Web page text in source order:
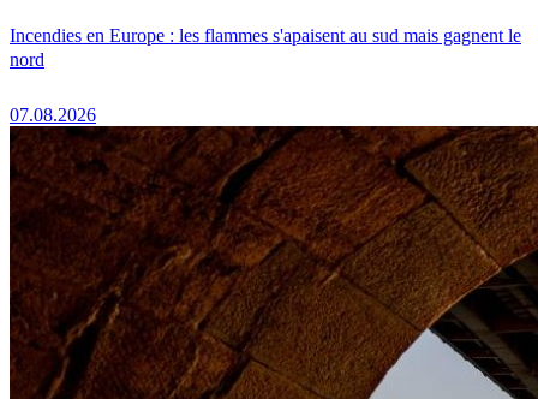
Incendies en Europe : les flammes s'apaisent au sud mais gagnent le
nord
07.08.2026